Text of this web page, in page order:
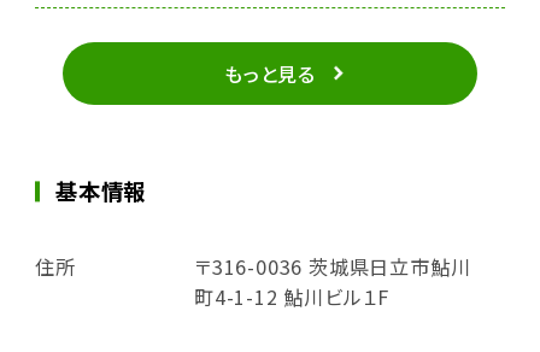
もっと見る
基本情報
住所
〒316-0036 茨城県日立市鮎川
町4-1-12 鮎川ビル１F